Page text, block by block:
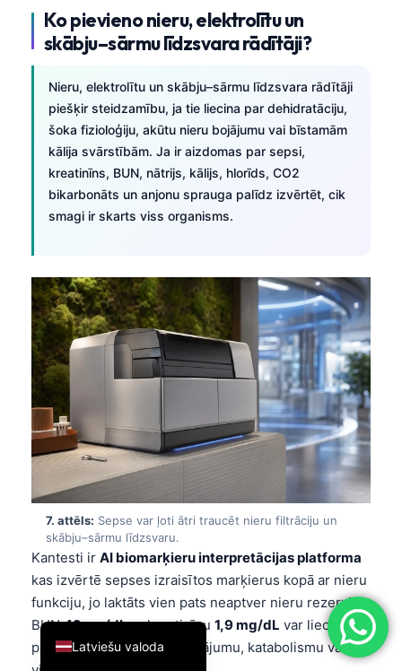
Ko pievieno nieru, elektrolītu un
skābju–sārmu līdzsvara rādītāji?
Nieru, elektrolītu un skābju–sārmu līdzsvara rādītāji
piešķir steidzamību, ja tie liecina par dehidratāciju,
šoka fizioloģiju, akūtu nieru bojājumu vai bīstamām
kālija svārstībām. Ja ir aizdomas par sepsi,
kreatinīns, BUN, nātrijs, kālijs, hlorīds, CO2
bikarbonāts un anjonu sprauga palīdz izvērtēt, cik
smagi ir skarts viss organisms.
7. attēls: Sepse var ļoti ātri traucēt nieru filtrāciju un
skābju–sārmu līdzsvaru.
Kantesti ir AI biomarķieru interpretācijas platforma
kas izvērtē sepses izraisītos marķierus kopā ar nieru
funkciju, jo laktāts vien pats neaptver nieru rezervi.
BUN42 mg/dLar kreatinīnu 1,9 mg/dL var liecināt
par dehidratāciju, nieru bojājumu, katabolismu vai
Latviešu valoda
English
Deutsch
العربية
Français
Italiano
Español
Ελληνικά
Türkçe
Română
简体中文
Dansk
Nederlands
Bahasa Indonesia
Հայերեն
Íslenska
Српски језик